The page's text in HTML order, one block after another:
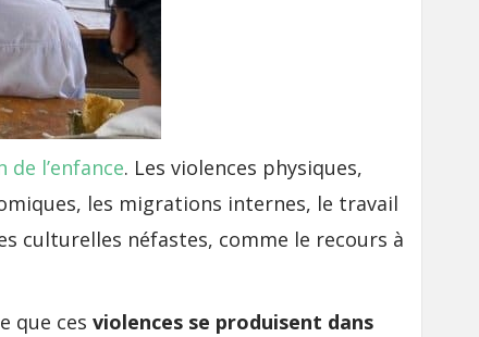
l’enfance. Les violences physiques,
les migrations internes, le travail
culturelles néfastes, comme le recours à
que cesviolences se produisent dans